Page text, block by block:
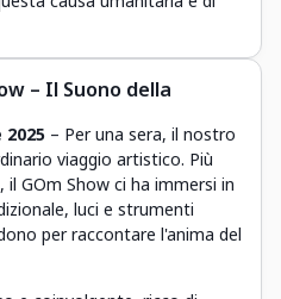
– Il Suono della
2025 – Per una sera, il nostro
viaggio artistico. Più
GOm Show ci ha immersi in
luci e strumenti
per raccontare l'anima del